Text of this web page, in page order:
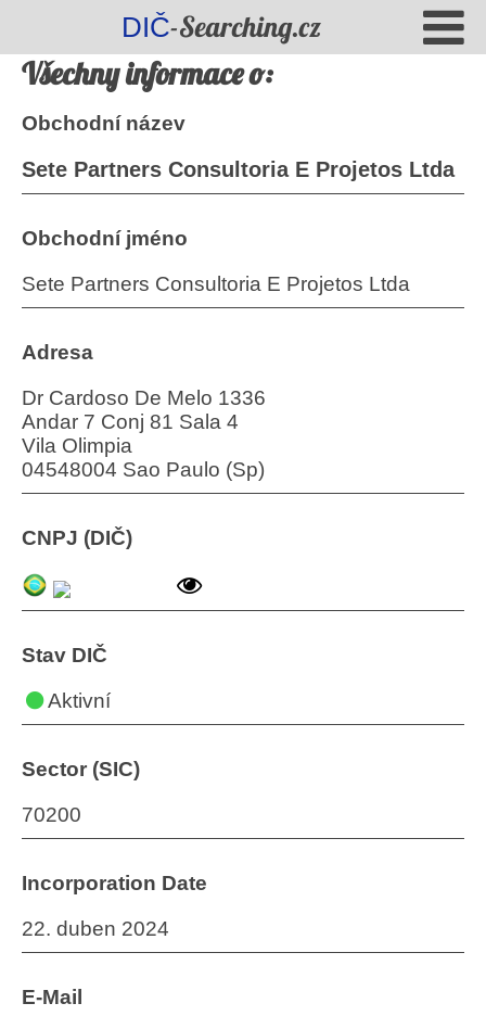
DIČ-Searching.cz
Všechny informace o:
Obchodní název
Sete Partners Consultoria E Projetos Ltda
Obchodní jméno
Sete Partners Consultoria E Projetos Ltda
Adresa
Dr Cardoso De Melo 1336
Andar 7 Conj 81 Sala 4
Vila Olimpia
04548004 Sao Paulo (Sp)
CNPJ (DIČ)
Stav DIČ
Aktivní
Sector (SIC)
70200
Incorporation Date
22. duben 2024
E-Mail